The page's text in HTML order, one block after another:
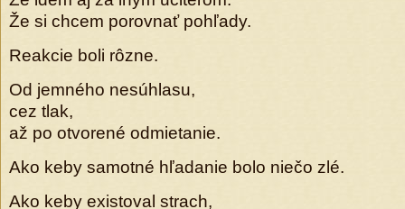
Že si chcem porovnať pohľady.
Reakcie boli rôzne.
Od jemného nesúhlasu,
cez tlak,
až po otvorené odmietanie.
Ako keby samotné hľadanie bolo niečo zlé.
Ako keby existoval strach,